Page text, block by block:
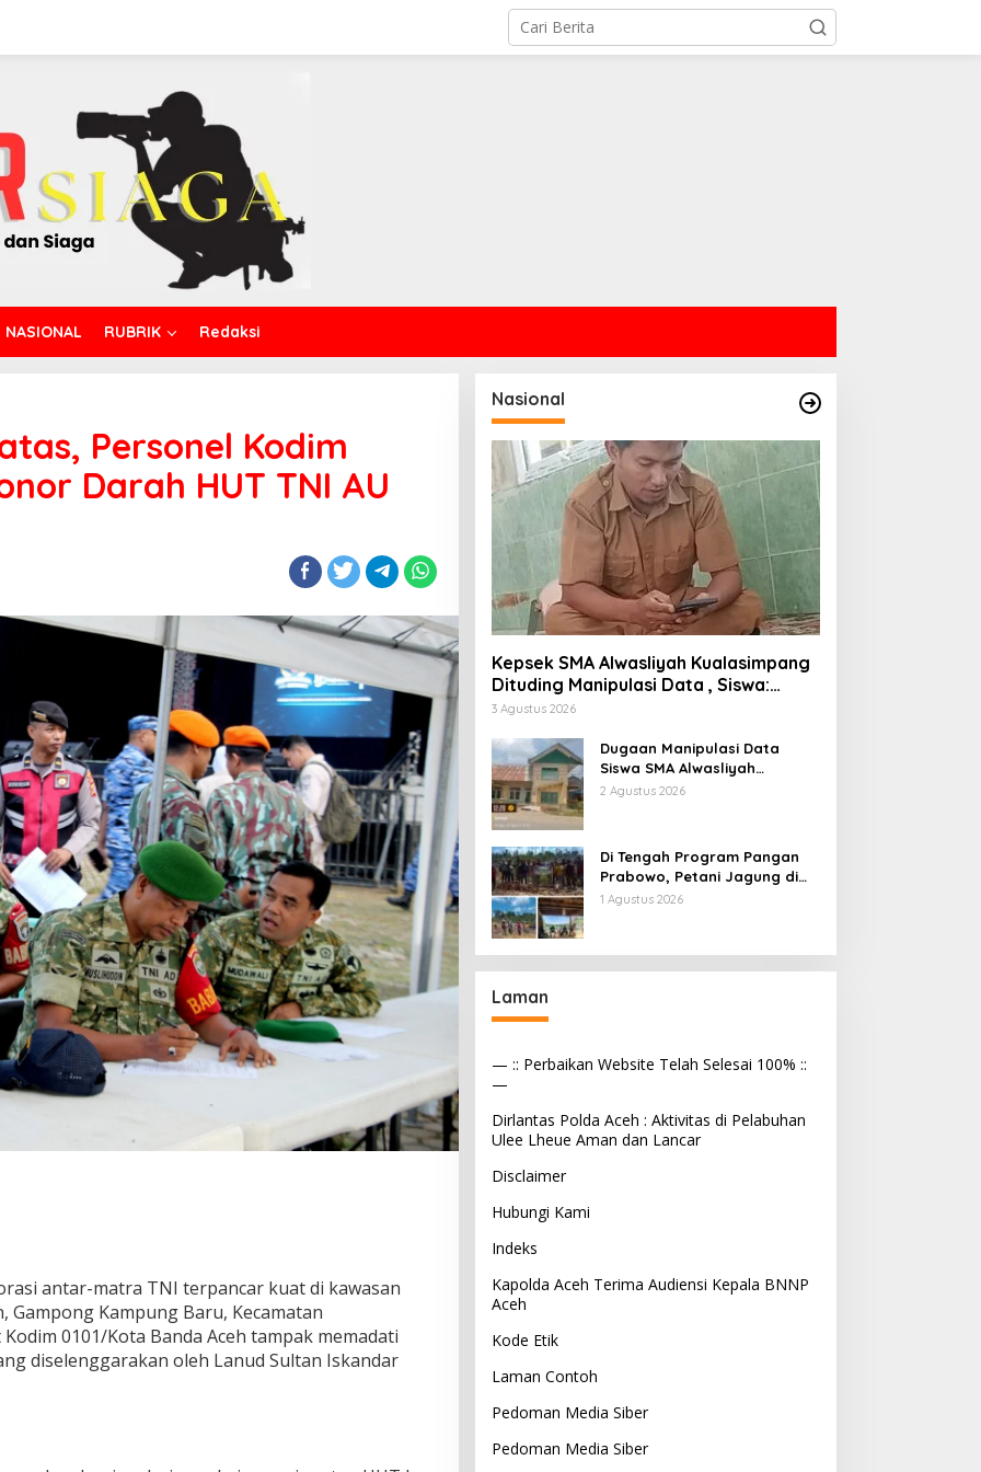
NASIONAL RUBRIK Redaksi
Personel Kodim
Darah HUT TNI AU
antar-matra TNI terpancar kuat di kawasan
Kampung Baru, Kecamatan
0101/Kota Banda Aceh tampak memadati
diselenggarakan oleh Lanud Sultan Iskandar
Nasional
Kepsek SMA Alwasliyah Kualasimpang
Dituding Manipulasi Data , Siswa:
Datang Sesuka Hati, Dana MBG
3 Agustus 2026
Dugaan Manipulasi Data
Siswa SMA Alwasliyah
Kualasimpang: Sekolah Nihil
2 Agustus 2026
Di Tengah Program Pangan
Prabowo, Petani Jagung di
Berau Mengaku Diterpa
1 Agustus 2026
Laman
— :: Perbaikan Website Telah Selesai 100% ::
—
Dirlantas Polda Aceh : Aktivitas di Pelabuhan
Ulee Lheue Aman dan Lancar
Disclaimer
Hubungi Kami
Indeks
Kapolda Aceh Terima Audiensi Kepala BNNP
Aceh
Kode Etik
Laman Contoh
Pedoman Media Siber
Pedoman Media Siber